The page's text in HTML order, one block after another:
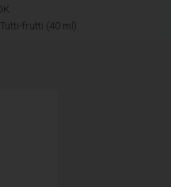
frutti (40 ml)